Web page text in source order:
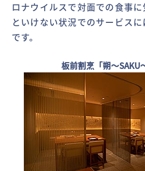
ロナウイルスで対面での食事
といけない状況でのサービス
です。
板前割烹「朔～SAKU